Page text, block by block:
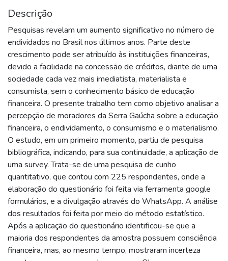
Descrição
Pesquisas revelam um aumento significativo no número de
endividados no Brasil nos últimos anos. Parte deste
crescimento pode ser atribuído às instituições financeiras,
devido a facilidade na concessão de créditos, diante de uma
sociedade cada vez mais imediatista, materialista e
consumista, sem o conhecimento básico de educação
financeira. O presente trabalho tem como objetivo analisar a
percepção de moradores da Serra Gaúcha sobre a educação
financeira, o endividamento, o consumismo e o materialismo.
O estudo, em um primeiro momento, partiu de pesquisa
bibliográfica, indicando, para sua continuidade, a aplicação de
uma survey. Trata-se de uma pesquisa de cunho
quantitativo, que contou com 225 respondentes, onde a
elaboração do questionário foi feita via ferramenta google
formulários, e a divulgação através do WhatsApp. A análise
dos resultados foi feita por meio do método estatístico.
Após a aplicação do questionário identificou-se que a
maioria dos respondentes da amostra possuem consciência
financeira, mas, ao mesmo tempo, mostraram incerteza